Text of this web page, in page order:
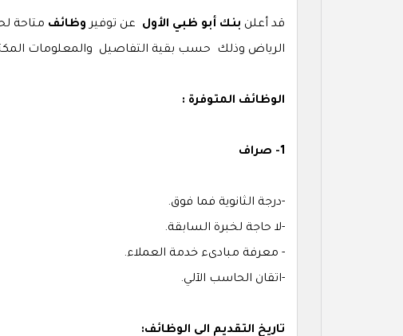
قد أعلن بنك أبو ظبي الأول عن توفير وظائف متاحة
الرياض وذلك حسب بقية التفاصيل والمعلومات
الوظائف المتوفرة :
1- صراف
-درجة الثانوية فما فوق.
-لا حاجة لخبرة السابقة.
- معرفة مبادىء خدمة العملاء.
-اتقان الحاسب الآلي.
تاريخ التقديم الى الوظائف: